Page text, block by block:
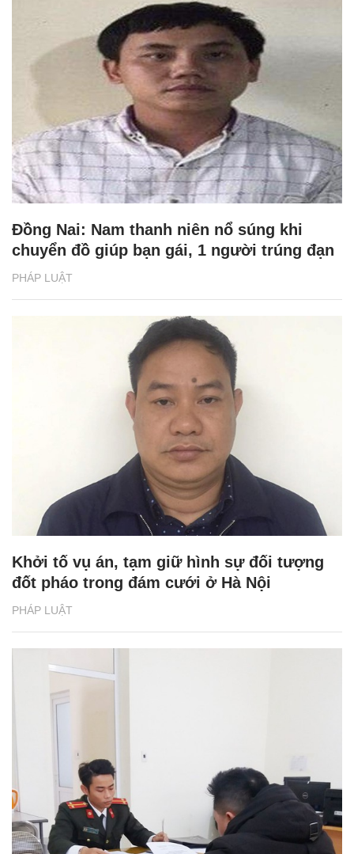
PHÁP LUẬT
Đồng Nai: Nam thanh niên nổ súng khi
chuyển đồ giúp bạn gái, 1 người trúng đạn
PHÁP LUẬT
Khởi tố vụ án, tạm giữ hình sự đối tượng
đốt pháo trong đám cưới ở Hà Nội